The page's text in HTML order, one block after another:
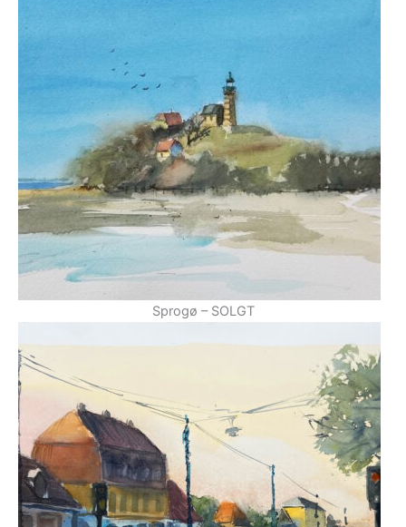
Sprogø – SOLGT